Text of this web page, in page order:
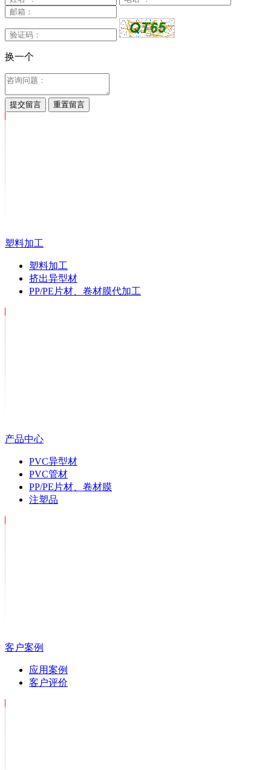
换一个
提交留言 重置留言
塑料加工
塑料加工
挤出异型材
PP/PE片材、卷材膜代加工
产品中心
PVC异型材
PVC管材
PP/PE片材、卷材膜
注塑品
客户案例
应用案例
客户评价